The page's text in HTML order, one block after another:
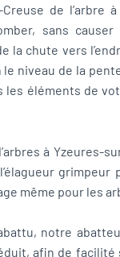
Creuse de
sans
la chute vers
niveau de la
les éléments de
à Yzeures-
même pour les
notre
afin de facilité